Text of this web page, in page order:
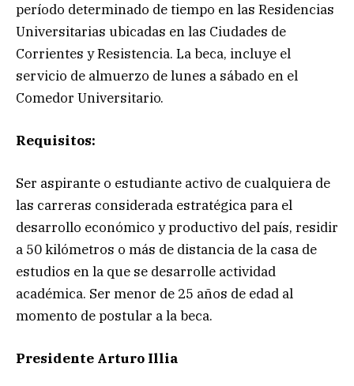
período determinado de tiempo en las Residencias
Universitarias ubicadas en las Ciudades de
Corrientes y Resistencia. La beca, incluye el
servicio de almuerzo de lunes a sábado en el
Comedor Universitario.
Requisitos:
Ser aspirante o estudiante activo de cualquiera de
las carreras considerada estratégica para el
desarrollo económico y productivo del país, residir
a 50 kilómetros o más de distancia de la casa de
estudios en la que se desarrolle actividad
académica. Ser menor de 25 años de edad al
momento de postular a la beca.
Presidente Arturo Illia